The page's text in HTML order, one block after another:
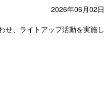
2026年06月02日
せ、ライトアップ活動を実施し